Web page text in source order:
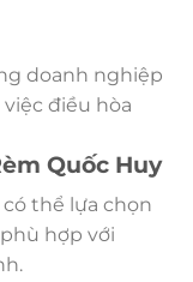
doanh nghiệp
điều hòa
Quốc Huy
có thể lựa chọn
hợp với